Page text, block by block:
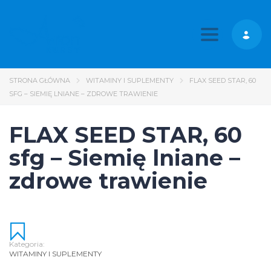
Toggle
STRONA GŁÓWNA WITAMINY I SUPLEMENTY
FLAX SEED STAR, 60
SFG – SIEMIĘ LNIANE – ZDROWE TRAWIENIE
FLAX SEED STAR, 60
sfg – Siemię lniane –
zdrowe trawienie
Kategoria:
WITAMINY I SUPLEMENTY